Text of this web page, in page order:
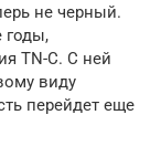
не черный.
годы,
TN-C. С ней
виду
перейдет еще